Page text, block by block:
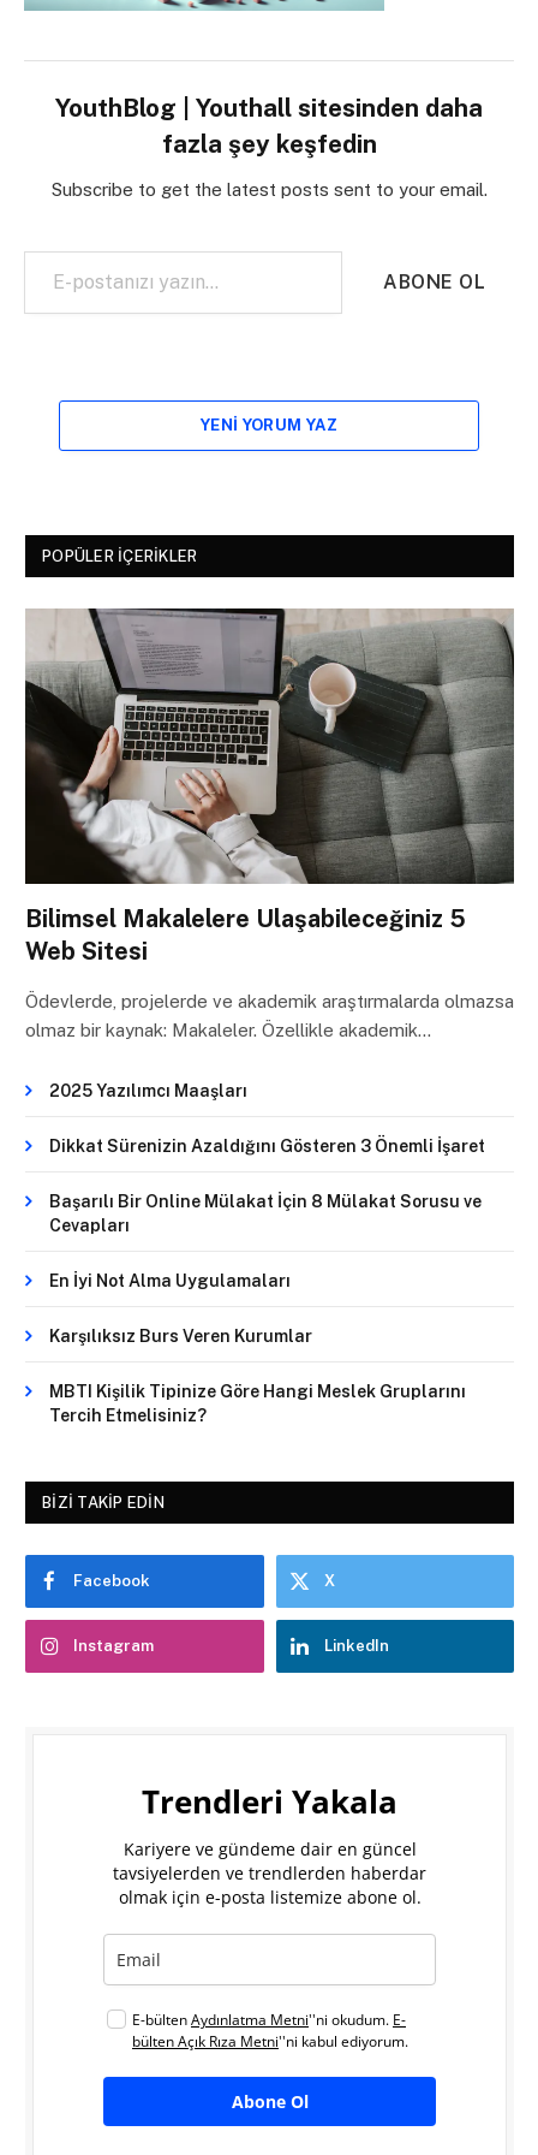
YouthBlog | Youthall sitesinden daha
fazla şey keşfedin
Subscribe to get the latest posts sent to your email.
E-postanızı yazın…
ABONE OL
YENI YORUM YAZ
POPÜLER İÇERIKLER
Bilimsel Makalelere Ulaşabileceğiniz 5
Web Sitesi
Ödevlerde, projelerde ve akademik araştırmalarda olmazsa
olmaz bir kaynak: Makaleler. Özellikle akademik…
2025 Yazılımcı Maaşları
Dikkat Sürenizin Azaldığını Gösteren 3 Önemli İşaret
Başarılı Bir Online Mülakat İçin 8 Mülakat Sorusu ve
Cevapları
En İyi Not Alma Uygulamaları
Karşılıksız Burs Veren Kurumlar
MBTI Kişilik Tipinize Göre Hangi Meslek Gruplarını
Tercih Etmelisiniz?
BIZI TAKIP EDIN
Facebook X
Instagram LinkedIn
Trendleri Yakala
Kariyere ve gündeme dair en güncel
tavsiyelerden ve trendlerden haberdar
olmak için e-posta listemize abone ol.
E-bültenAydınlatma Metni''ni okudum. E-
bülten Açık Rıza Metni''ni kabul ediyorum.
Abone Ol